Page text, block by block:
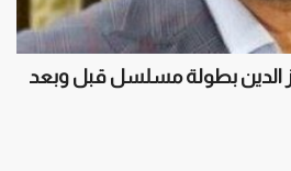
الدين بطولة مسلسل قبل وبعد